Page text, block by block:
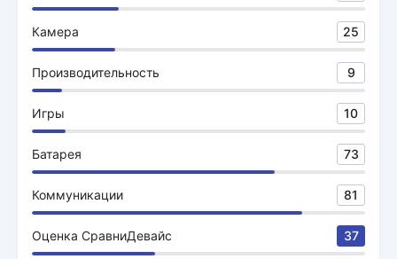
Камера 25
Производительность 9
Игры 10
Батарея 73
Коммуникации 81
Оценка СравниДевайс 37